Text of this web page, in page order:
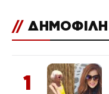
// ΔΗΜΟΦΙΛΗ
1